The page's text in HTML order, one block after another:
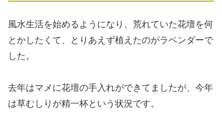
風水生活を始めるようになり、荒れていた花壇を何
とかしたくて、とりあえず植えたのがラベンダーで
した。
去年はマメに花壇の手入れができてましたが、今年
は草むしりが精一杯という状況です。